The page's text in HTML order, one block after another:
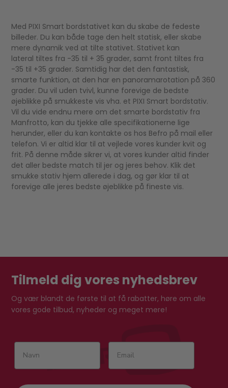
Med PIXI Smart bordstativet kan du skabe de fedeste
billeder. Du kan både tage den helt statisk, eller skabe
mere dynamik ved at tilte stativet. Stativet kan
lateral tiltes fra -35 til + 35 grader, samt front tiltes fra
-35 til +35 grader. Samtidig har det den fantastisk,
smarte funktion, at den har en panoramarotation på 360
grader. Du vil uden tvivl, kunne forevige de bedste
øjeblikke på smukkeste vis vha. et PIXI Smart bordstativ.
Vil du vide endnu mere om det smarte bordstativ fra
Manfrotto, kan du tjekke alle specifikationerne lige
herunder, eller du kan kontakte os hos Befro på mail eller
telefon. Vi er altid klar til at vejlede vores kunder kvit og
frit. På denne måde sikrer vi, at vores kunder altid finder
det aller bedste match til jer og jeres behov. Klik det
smukke stativ hjem allerede i dag, og gør klar til at
forevige alle jeres bedste øjeblikke på fineste vis.
Tilmeld dig vores nyhedsbrev
Og vær blandt de første til at få rabatter, høre om alle
vores gode tilbud, nyheder og meget mere!